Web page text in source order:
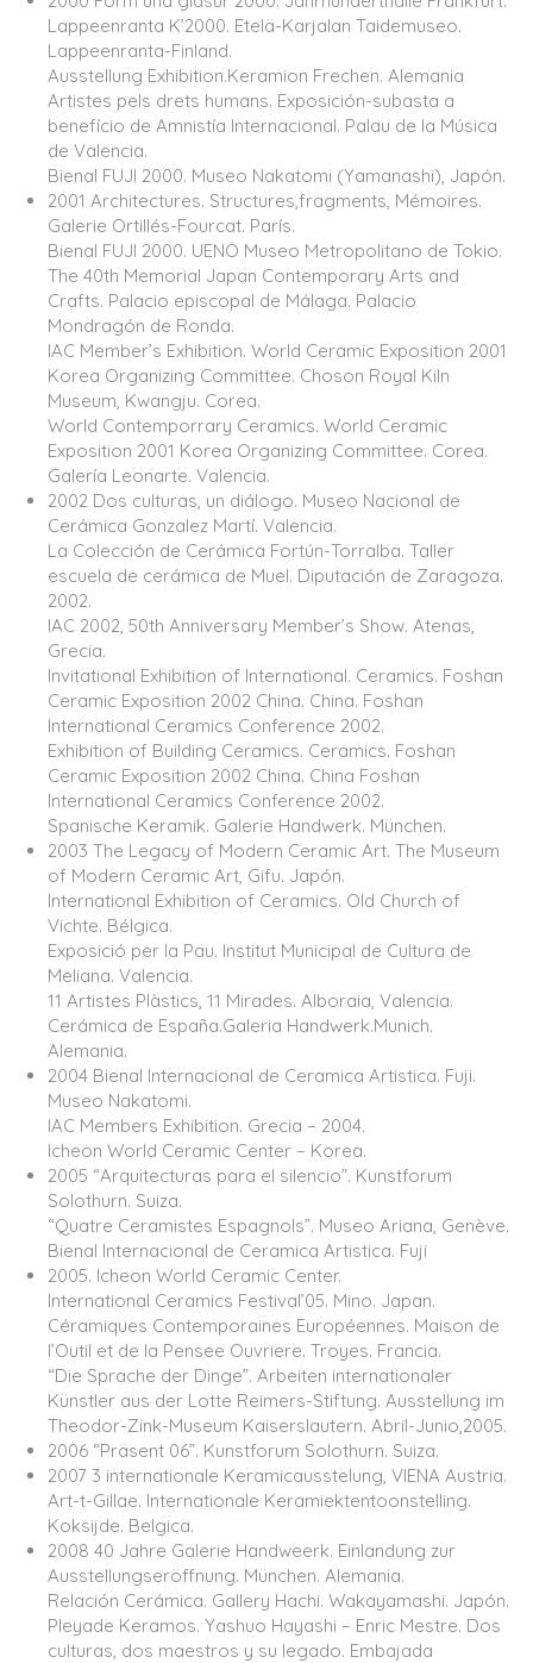
Lappeenranta K’2000. Etelä-Karjalan Taidemuseo.
Lappeenranta-Finland.
Ausstellung Exhibition.Keramion Frechen. Alemania
Artistes pels drets humans. Exposición-subasta a
benefício de Amnistía Internacional. Palau de la Música
de Valencia.
Bienal FUJI 2000. Museo Nakatomi (Yamanashi), Japón.
2001 Architectures. Structures,fragments, Mémoires.
Galerie Ortillés-Fourcat. París.
Bienal FUJI 2000. UENO Museo Metropolitano de Tokio.
The 40th Memorial Japan Contemporary Arts and
Crafts. Palacio episcopal de Málaga. Palacio
Mondragón de Ronda.
IAC Member’s Exhibition. World Ceramic Exposition 2001
Korea Organizing Committee. Choson Royal Kiln
Museum, Kwangju. Corea.
World Contemporrary Ceramics. World Ceramic
Exposition 2001 Korea Organizing Committee. Corea.
Galería Leonarte. Valencia.
2002 Dos culturas, un diálogo. Museo Nacional de
Cerámica Gonzalez Martí. Valencia.
La Colección de Cerámica Fortún-Torralba. Taller
escuela de cerámica de Muel. Diputación de Zaragoza.
2002.
IAC 2002, 50th Anniversary Member’s Show. Atenas,
Grecia.
Invitational Exhibition of International. Ceramics. Foshan
Ceramic Exposition 2002 China. China. Foshan
International Ceramics Conference 2002.
Exhibition of Building Ceramics. Ceramics. Foshan
Ceramic Exposition 2002 China. China Foshan
International Ceramics Conference 2002.
Spanische Keramik. Galerie Handwerk. München.
2003 The Legacy of Modern Ceramic Art. The Museum
of Modern Ceramic Art, Gifu. Japón.
International Exhibition of Ceramics. Old Church of
Vichte. Bélgica.
Exposició per la Pau. Institut Municipal de Cultura de
Meliana. Valencia.
11 Artistes Plàstics, 11 Mirades. Alboraia, Valencia.
Cerámica de España.Galeria Handwerk.Munich.
Alemania.
2004 Bienal Internacional de Ceramica Artistica. Fuji.
Museo Nakatomi.
IAC Members Exhibition. Grecia – 2004.
Icheon World Ceramic Center – Korea.
2005 “Arquitecturas para el silencio”. Kunstforum
Solothurn. Suiza.
“Quatre Ceramistes Espagnols”. Museo Ariana, Genève.
Bienal Internacional de Ceramica Artistica. Fuji
2005. Icheon World Ceramic Center.
International Ceramics Festival’05. Mino. Japan.
Céramiques Contemporaines Européennes. Maison de
l’Outil et de la Pensee Ouvriere. Troyes. Francia.
“Die Sprache der Dinge”. Arbeiten internationaler
Künstler aus der Lotte Reimers-Stiftung. Ausstellung im
Theodor-Zink-Museum Kaiserslautern. Abril-Junio,2005.
2006 “Präsent 06”. Kunstforum Solothurn. Suiza.
2007 3 internationale Keramicausstelung, VIENA Austria.
Art-t-Gillae. Internationale Keramiektentoonstelling.
Koksijde. Belgica.
2008 40 Jahre Galerie Handweerk. Einlandung zur
Ausstellungseröffnung. München. Alemania.
Relación Cerámica. Gallery Hachi. Wakayamashi. Japón.
Pleyade Keramos. Yashuo Hayashi – Enric Mestre. Dos
culturas, dos maestros y su legado. Embajada